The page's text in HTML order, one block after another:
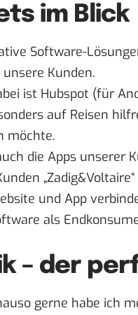
im Blick
Software-
Kunden.
ist Hubspot (für
auf Reisen
möchte.
die Apps unserer
und App
als
– der
gerne habe ich